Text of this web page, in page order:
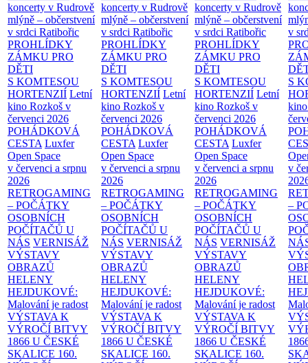
koncerty v Rudrově
mlýně – občerstvení
v srdci Ratibořic
PROHLÍDKY
ZÁMKU PRO
DĚTI
S KOMTESOU
HORTENZIÍ Letní
kino Rozkoš v
červenci 2026
POHÁDKOVÁ
CESTA Luxfer
Open Space
v červenci a srpnu
2026
RETROGAMING
– POČÁTKY
OSOBNÍCH
POČÍTAČŮ U
NÁS VERNISÁŽ
VÝSTAVY
OBRAZŮ
HELENY
HEJDUKOVÉ:
Malování je radost
VÝSTAVA K
VÝROČÍ BITVY
1866 U ČESKÉ
SKALICE 160.
koncerty v Rudrově
mlýně – občerstvení
v srdci Ratibořic
PROHLÍDKY
ZÁMKU PRO
DĚTI
S KOMTESOU
HORTENZIÍ Letní
kino Rozkoš v
červenci 2026
POHÁDKOVÁ
CESTA Luxfer
Open Space
v červenci a srpnu
2026
RETROGAMING
– POČÁTKY
OSOBNÍCH
POČÍTAČŮ U
NÁS VERNISÁŽ
VÝSTAVY
OBRAZŮ
HELENY
HEJDUKOVÉ:
Malování je radost
VÝSTAVA K
VÝROČÍ BITVY
1866 U ČESKÉ
SKALICE 160.
koncerty v Rudrově
mlýně – občerstvení
v srdci Ratibořic
PROHLÍDKY
ZÁMKU PRO
DĚTI
S KOMTESOU
HORTENZIÍ Letní
kino Rozkoš v
červenci 2026
POHÁDKOVÁ
CESTA Luxfer
Open Space
v červenci a srpnu
2026
RETROGAMING
– POČÁTKY
OSOBNÍCH
POČÍTAČŮ U
NÁS VERNISÁŽ
VÝSTAVY
OBRAZŮ
HELENY
HEJDUKOVÉ:
Malování je radost
VÝSTAVA K
VÝROČÍ BITVY
1866 U ČESKÉ
SKALICE 160.
v
S
v
–